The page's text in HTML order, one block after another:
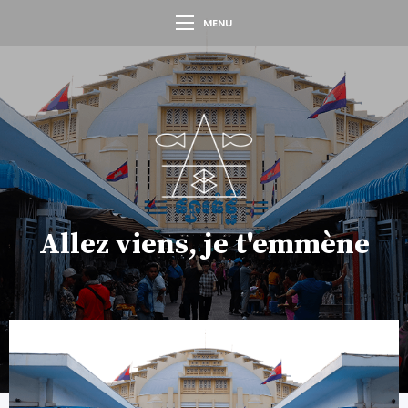
MENU
Allez viens, je t'emmène